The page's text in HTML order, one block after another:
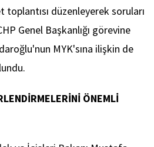
düzenleyerek soruları
Genel Başkanlığı görevine
MYK'sına ilişkin de
ÖNEMLİ